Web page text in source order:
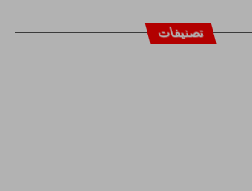
تصنيفات